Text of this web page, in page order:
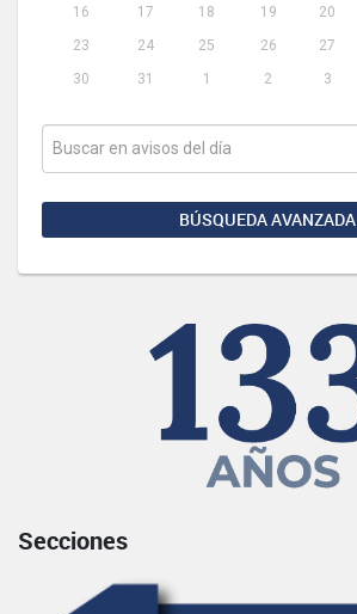
16
17 18 19 20
23
24 25 26 27
30
31 1 2 3
BÚSQUEDA AVANZADA
Secciones